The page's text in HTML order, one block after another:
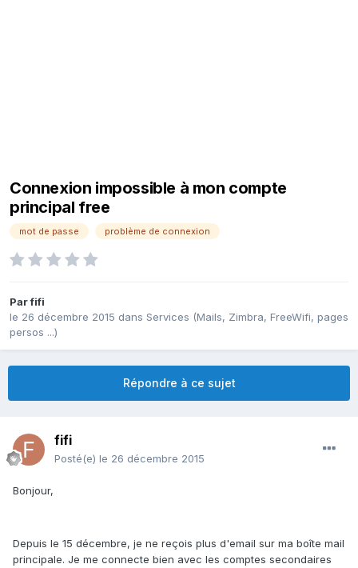
Connexion impossible à mon compte
principal free
mot de passe problème de connexion
Parfifi
le 26 décembre 2015 dans Services (Mails, Zimbra, FreeWifi, pages
persos ...)
Répondre à ce sujet
fifi
Posté(e) le 26 décembre 2015
Bonjour,
Depuis le 15 décembre, je ne reçois plus d'email sur ma boîte mail
principale. Je me connecte bien avec les comptes secondaires